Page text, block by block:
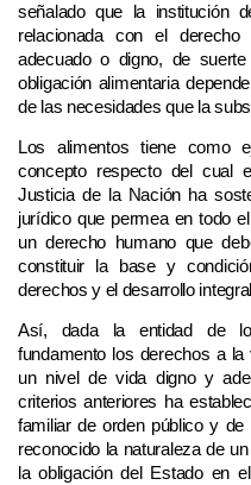
señalado que la institución
relacionada con el
adecuado o digno, de
obligación alimentaria
de las necesidades que la
Los alimentos tiene como
concepto respecto del cual
Justicia de la Nación ha
jurídico que permea en todo
un derecho humano que
constituir la base y
derechos y el desarrollo
Así, dada la entidad de
fundamento los derechos a
un nivel de vida digno y
criterios anteriores ha
familiar de orden público y
reconocido la naturaleza de
la obligación del Estado en